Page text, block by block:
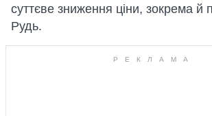
суттєве зниження ціни, зокрема й
Рудь.